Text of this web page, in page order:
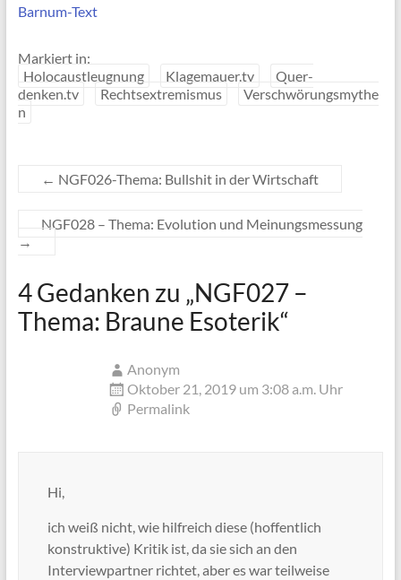
Barnum-Text
Markiert in:
Holocaustleugnung
Klagemauer.tv
Quer-
denken.tv
Rechtsextremismus
Verschwörungsmythe
n
← NGF026-Thema: Bullshit in der Wirtschaft
NGF028 – Thema: Evolution und Meinungsmessung
→
4 Gedanken zu „NGF027 –
Thema: Braune Esoterik“
Anonym
Oktober 21, 2019 um 3:08 a.m. Uhr
Permalink
Hi,
ich weiß nicht, wie hilfreich diese (hoffentlich
konstruktive) Kritik ist, da sie sich an den
Interviewpartner richtet, aber es war teilweise